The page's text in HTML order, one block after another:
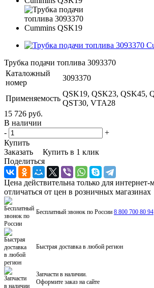
Трубка подачи топлива 3093370
Каталожный
номер
3093370
Применяемость
QSK19, QSK23, QSK45,
QST30, VTA28
15 726 руб.
В наличии
-
+
Купить
Заказать
Купить в 1 клик
Поделиться
Цена действительна только для
отличаться от цен в розничных магазинах
Бесплатный звонок по России 8 800 700 80 94
Быстрая доставка в любой регион
Запчасти в наличии.
Оформите заказ на сайте